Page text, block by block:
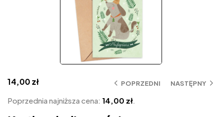
POPRZEDNI NASTĘPNY
14,00zł
Poprzednia najniższa cena: 14,00 zł.